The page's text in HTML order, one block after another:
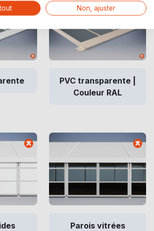
PVC transparente |
Couleur RAL
Parois vitrées
Non, ajuster